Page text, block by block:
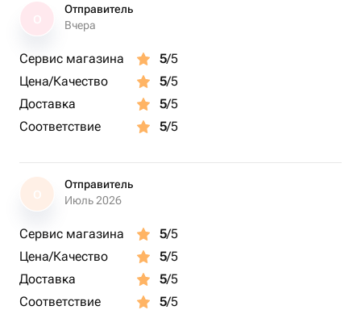
Отправитель
Вчера
Сервис магазина 5/5
Цена/Качество
5/5
Доставка
5/5
Соответствие
5/5
О
Отправитель
Июль 2026
Сервис магазина 5/5
Цена/Качество
5/5
Доставка
5/5
Соответствие
5/5